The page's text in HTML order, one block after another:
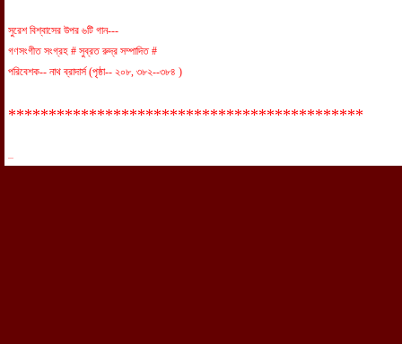
সুরেশ বিশ্বাসের উপর ৬টি গান---
গণসংগীত সংগ্রহ # সুব্রত রুদ্র সম্পাদিত #
পরিবেশক-- নাথ ব্রাদার্স (পৃষ্ঠা-- ২০৮, ৩৮২--৩৮৪ )
********************************************
...